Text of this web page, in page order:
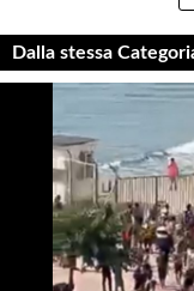
Dalla stessa